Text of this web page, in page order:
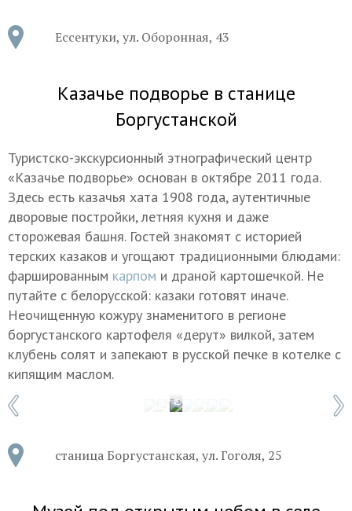
Ессентуки, ул. Оборонная, 43
Казачье подворье в станице
Боргустанской
Туристско-экскурсионный этнографический центр
«Казачье подворье» основан в октябре 2011 года.
Здесь есть казачья хата 1908 года, аутентичные
дворовые постройки, летняя кухня и даже
сторожевая башня. Гостей знакомят с историей
терских казаков и угощают традиционными блюдами:
фаршированным карпом и драной картошечкой. Не
путайте с белорусской: казаки готовят иначе.
Неочищенную кожуру знаменитого в регионе
боргустанского картофеля «дерут» вилкой, затем
клубень солят и запекают в русской печке в котелке с
кипящим маслом.
Фото: Наталья Гребенькова/айда26.рф
1 / 7
станица Боргустанская, ул. Гоголя, 25